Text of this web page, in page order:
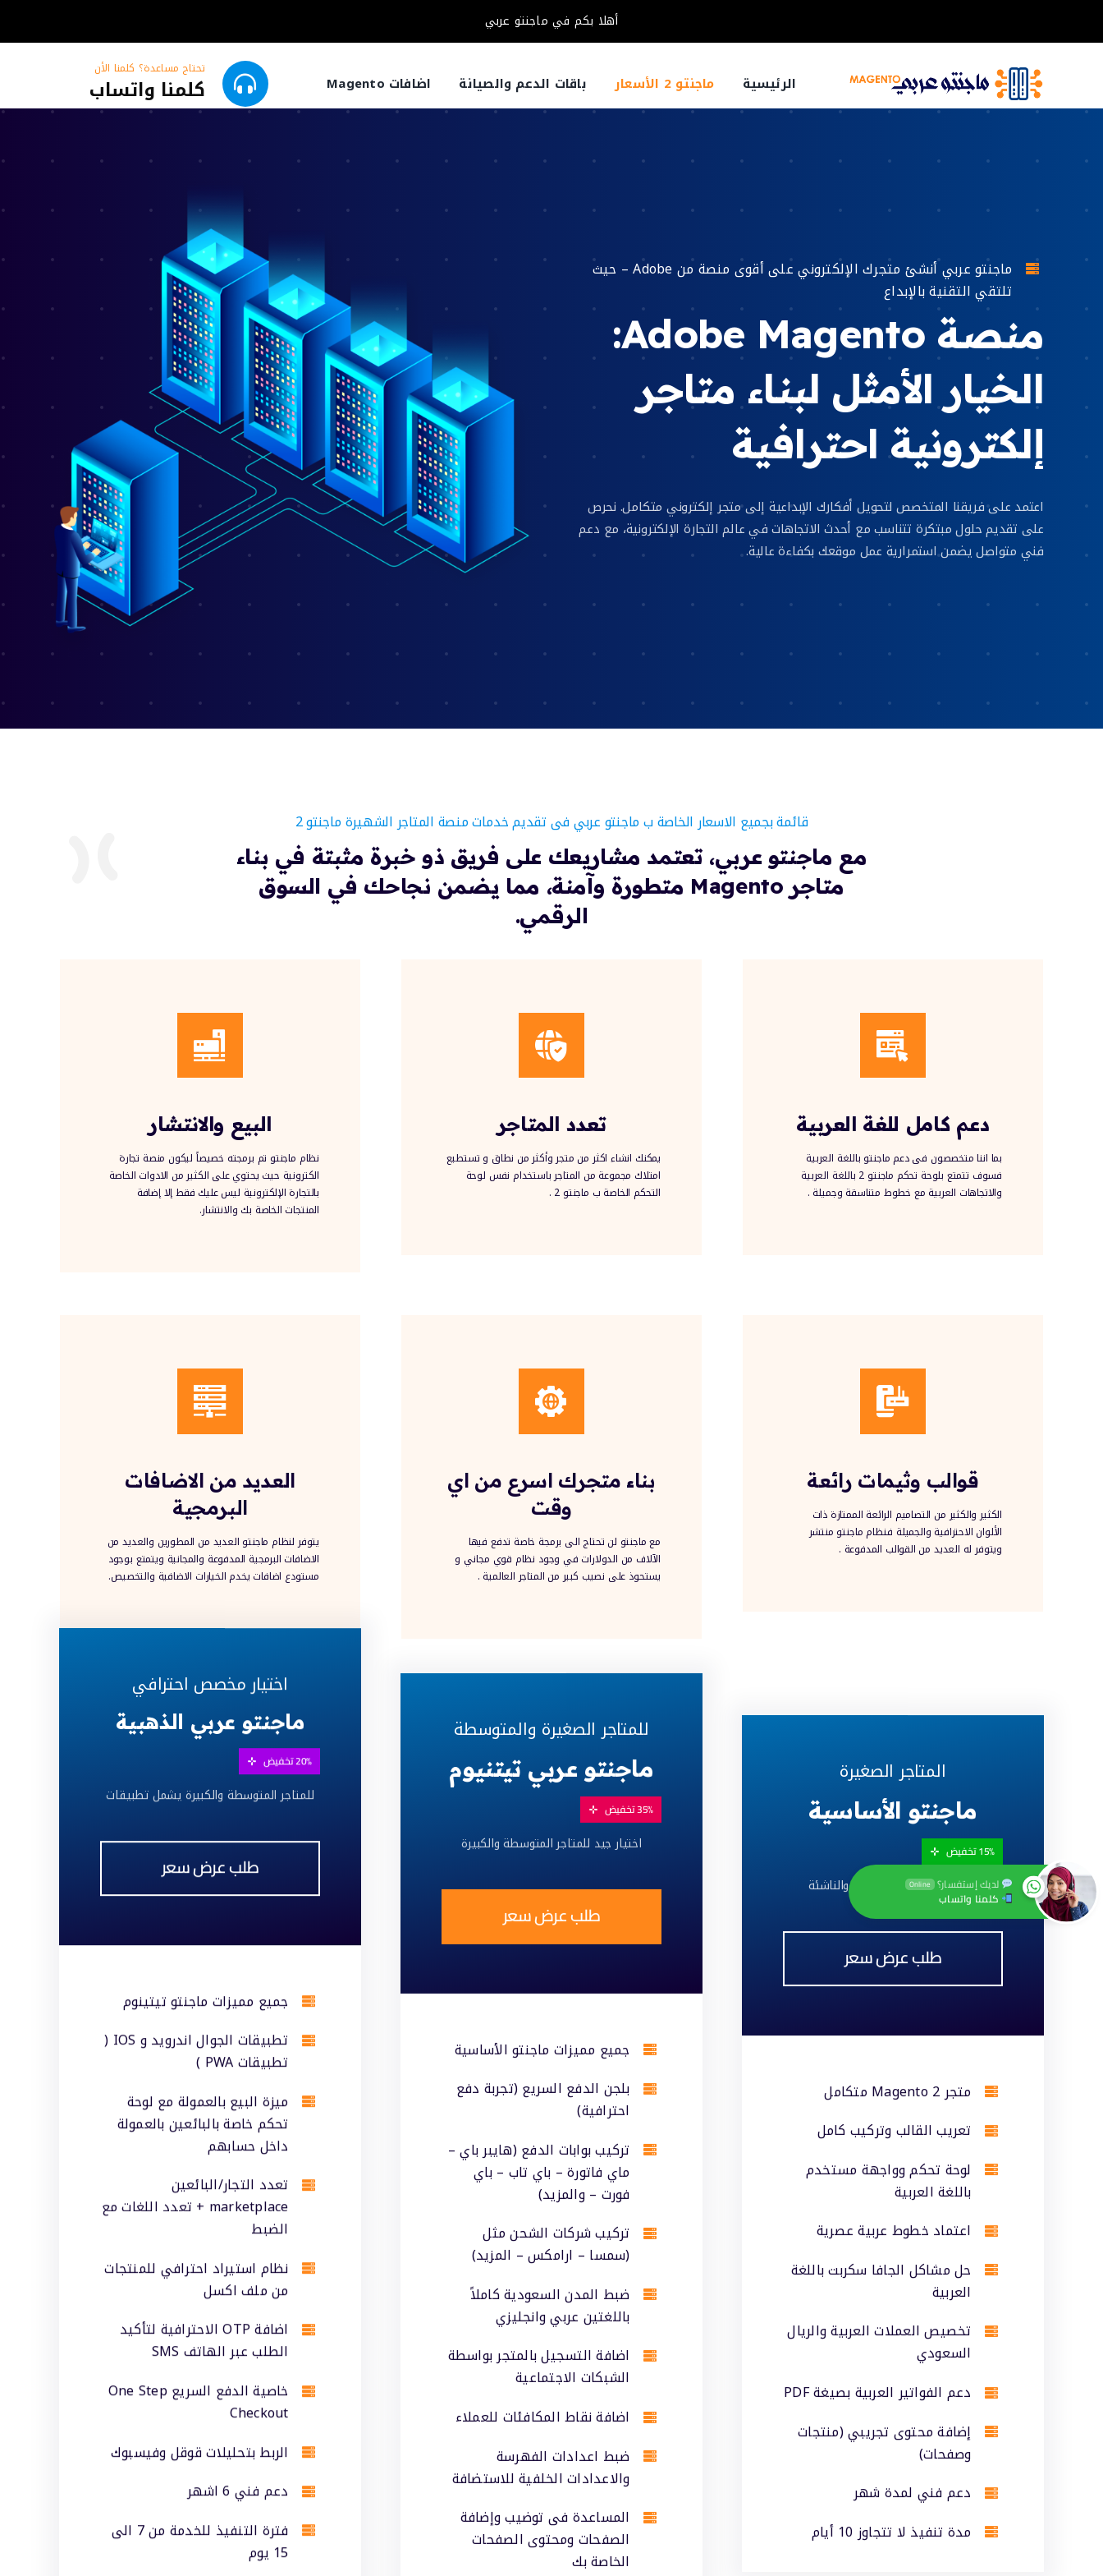
أهلا بكم في ماجنتو عربي
الرئيسية ماجنتو 2 الأسعار باقات الدعم والصيانة اضافات Magento
لديك إستفسار؟ Online
كلمنا واتساب
تحتاج مساعدة؟ كلمنا الأن
كلمنا واتساب
ماجنتو عربي أنشئ متجرك الإلكتروني على أقوى منصة من Adobe – حيث
تلتقي التقنية بالإبداع
منصة Adobe Magento:
الخيار الأمثل لبناء متاجر
إلكترونية احترافية
اعتمد على فريقنا المتخصص لتحويل أفكارك الإبداعية إلى متجر إلكتروني متكامل. نحرص
على تقديم حلول مبتكرة تتناسب مع أحدث الاتجاهات في عالم التجارة الإلكترونية، مع دعم
فني متواصل يضمن استمرارية عمل موقعك بكفاءة عالية.
قائمة بجميع الاسعار الخاصة ب ماجنتو عربي فى تقديم خدمات منصة المتاجر الشهيرة ماجنتو 2
مع ماجنتو عربي، تعتمد مشاريعك على فريق ذو خبرة مثبتة في بناء
متاجر Magento متطورة وآمنة، مما يضمن نجاحك في السوق
الرقمي.
دعم كامل للغة العربية
بما اننا متخصصون فى دعم ماجنتو باللغة العربية
فسوف تتمتع بلوحة تحكم ماجنتو 2 باللغة العربية
والاتجاهات العربية مع خطوط متناسقة وجميلة .
تعدد المتاجر
يمكنك انشاء اكثر من متجر وأكثر من نطاق و تستطيع
امتلاك مجموعة من المتاجر باستخدام نفس لوحة
التحكم الخاصة ب ماجنتو 2 .
البيع والانتشار
نظام ماجنتو تم برمجته خصيصاً ليكون منصة تجارة
الكترونية حيث يحتوي على الكثير من الادوات الخاصة
بالتجارة الإلكترونية ليس عليك فقط إلا إضافة
المنتجات الخاصة بك والانتشار.
قوالب وثيمات رائعة
الكثير والكثير من التصاميم الرائعة الممتازة ذات
الألوان الاحترافية والجميلة فـنظام ماجنتو منتشر
ويتوفر له العديد من القوالب المدفوعة .
بناء متجرك اسرع من اي
وقت
مع ماجنتو لن تحتاج الى برمجة خاصة تدفع فيها
الآلاف من الدولارات في وجود نظام قوي مجاني و
يستحوذ على نصيب كبير من المتاجر العالمية .
العديد من الاضافات
البرمجية
يتوفر لنظام ماجنتو العديد من المطورين والعديد من
الاضافات البرمجية المدفوعة والمجانية ويتمتع بوجود
مستودع اضافات يخدم الخيارات الاضافية والتخصيص.
باقات السعر تدفع مرة واحدة فقط ماجنتو عربي – استضافة ماجنتو – قوالب ماجنتو عربية – ماجنتو متجر – ماجنتو
المتاجر الصغيرة
ماجنتو الأساسية
15% تخفيض
ينصح بها للمتاجر الصغيرة والناشئة
طلب عرض سعر
متجر Magento 2 متكامل
تعريب القالب وتركيب كامل
لوحة تحكم وواجهة مستخدم
باللغة العربية
اعتماد خطوط عربية عصرية
حل مشاكل الجافا سكربت باللغة
العربية
تخصيص العملات العربية والريال
السعودي
دعم الفواتير العربية بصيغة PDF
إضافة محتوى تجريبي (منتجات
وصفحات)
دعم فني لمدة شهر
مدة تنفيذ لا تتجاوز 10 أيام
للمتاجر الصغيرة والمتوسطة
ماجنتو عربي تيتنيوم
35% تخفيض
اختيار جيد للمتاجر المتوسطة والكبيرة
طلب عرض سعر
جميع مميزات ماجنتو الأساسية
بلجن الدفع السريع (تجربة دفع
احترافية)
تركيب بوابات الدفع (هايبر باي –
ماي فاتورة – باي تاب – باي
فورت – والمزيد)
تركيب شركات الشحن مثل
(سمسا – ارامكس – المزيد)
ضبط المدن السعودية كاملاً
باللغتين عربي وانجليزي
اضافة التسجيل بالمتجر بواسطة
الشبكات الاجتماعية
اضافة نقاط المكافئات للعملاء
ضبط اعدادات الفهرسة
والاعدادات الخلفية للاستضافة
المساعدة فى توضيب وإضافة
الصفحات ومحتوى الصفحات
الخاصة بك
اختيار مخصص احترافي
ماجنتو عربي الذهبية
20% تخفيض
للمتاجر المتوسطة والكبيرة يشمل تطبيقات
طلب عرض سعر
جميع مميزات ماجنتو تيتينوم
تطبيقات الجوال اندرويد و IOS (
تطبيقات PWA )
ميزة البيع بالعمولة مع لوحة
تحكم خاصة بالبائعين بالعمولة
داخل حسابهم
تعدد التجار/البائعين
marketplace + تعدد اللغات مع
الضبط
نظام استيراد احترافي للمنتجات
من ملف اكسل
اضافة OTP الاحترافية لتأكيد
الطلب عبر الهاتف SMS
خاصية الدفع السريع One Step
Checkout
الربط بتحليلات قوقل وفيسبوك
دعم فني 6 اشهر
فترة التنفيذ للخدمة من 7 الى
15 يوم